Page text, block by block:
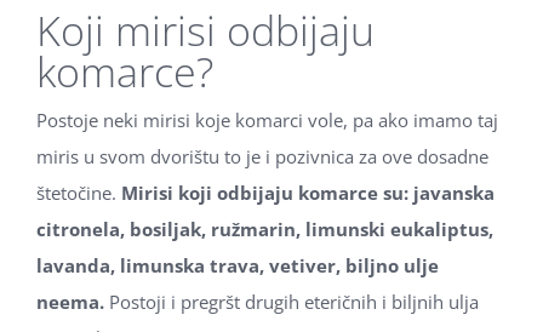
Koji mirisi odbijaju
komarce?
Postoje neki mirisi koje komarci vole, pa ako imamo taj
miris u svom dvorištu to je i pozivnica za ove dosadne
štetočine. Mirisi koji odbijaju komarce su: javanska
citronela, bosiljak, ružmarin, limunski eukaliptus,
lavanda, limunska trava, vetiver, biljno ulje
neema. Postoji i pregršt drugih eteričnih i biljnih ulja